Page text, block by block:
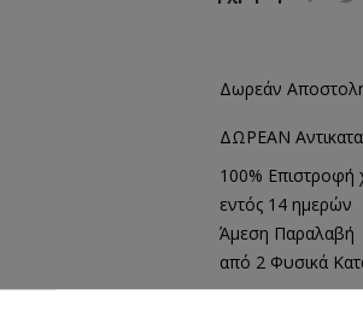
Δωρεάν
ΔΩΡΕΑΝ
100% Επιστροφή
εντός 14 ημερών
Άμεση Παραλαβή
από 2 Φυσικά